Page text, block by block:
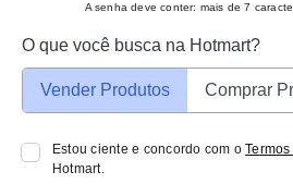
A senha deve conter: mais de 7
O que você busca na Hotmart?
Vender Produtos Comprar
Estou ciente e concordo com o
Hotmart.